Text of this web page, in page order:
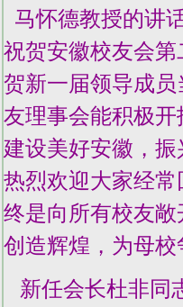
马怀德教授的讲
祝贺安徽校友会
贺新一届领导成
友理事会能积极
建设美好安徽，
热烈欢迎大家经
终是向所有校友
创造辉煌，为母校
新任会长杜非同